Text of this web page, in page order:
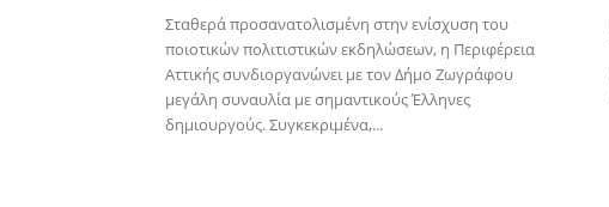
Σταθερά προσανατολισμένη στην ενίσχυση του
ποιοτικών πολιτιστικών εκδηλώσεων, η Περιφέρεια
Αττικής συνδιοργανώνει με τον Δήμο Ζωγράφου
μεγάλη συναυλία με σημαντικούς Έλληνες
δημιουργούς. Συγκεκριμένα,...